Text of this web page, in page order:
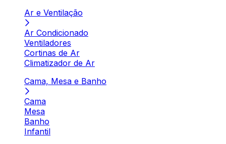
Ar e Ventilação
Ar Condicionado
Ventiladores
Cortinas de Ar
Climatizador de Ar
Cama, Mesa e Banho
Cama
Mesa
Banho
Infantil